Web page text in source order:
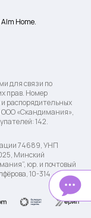
Home.
для связи по
прав. Номер
распорядительных
ООО «Скандимания»,
142.
74689, УНП
Минский
юр. и почтовый
10-314